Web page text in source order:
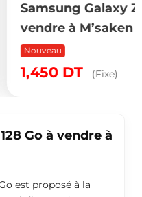
Fold6 12/256 Go à
Go à vendre à
est proposé à la